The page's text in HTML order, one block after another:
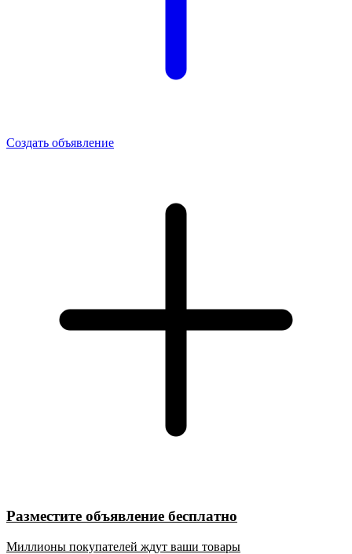
Создать объявление
Разместите объявление бесплатно
Миллионы покупателей ждут ваши товары